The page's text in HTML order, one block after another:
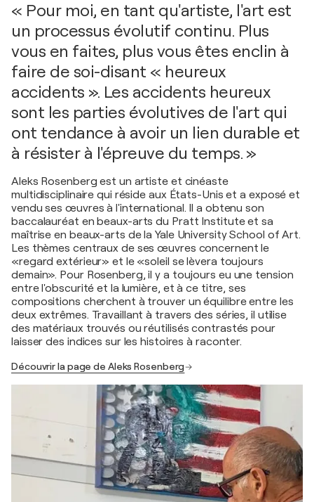
« Pour moi, en tant qu'artiste, l'art est
un processus évolutif continu. Plus
vous en faites, plus vous êtes enclin à
faire de soi-disant « heureux
accidents ». Les accidents heureux
sont les parties évolutives de l'art qui
ont tendance à avoir un lien durable et
à résister à l'épreuve du temps. »
Aleks Rosenberg est un artiste et cinéaste
multidisciplinaire qui réside aux États-Unis et a exposé et
vendu ses œuvres à l'international. Il a obtenu son
baccalauréat en beaux-arts du Pratt Institute et sa
maîtrise en beaux-arts de la Yale University School of Art.
Les thèmes centraux de ses œuvres concernent le
«regard extérieur» et le «soleil se lèvera toujours
demain». Pour Rosenberg, il y a toujours eu une tension
entre l'obscurité et la lumière, et à ce titre, ses
compositions cherchent à trouver un équilibre entre les
deux extrêmes. Travaillant à travers des séries, il utilise
des matériaux trouvés ou réutilisés contrastés pour
laisser des indices sur les histoires à raconter.
Découvrir la page de Aleks Rosenberg